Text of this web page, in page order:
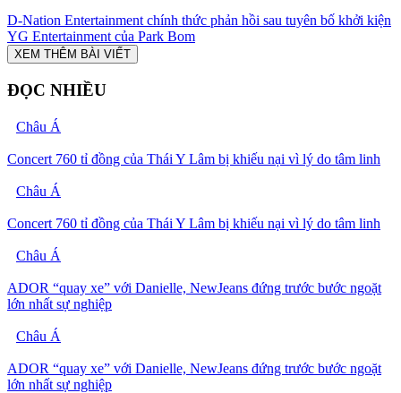
D-Nation Entertainment chính thức phản hồi sau tuyên bố khởi kiện
YG Entertainment của Park Bom
XEM THÊM BÀI VIẾT
ĐỌC NHIỀU
Châu Á
Concert 760 tỉ đồng của Thái Y Lâm bị khiếu nại vì lý do tâm linh
Châu Á
Concert 760 tỉ đồng của Thái Y Lâm bị khiếu nại vì lý do tâm linh
Châu Á
ADOR “quay xe” với Danielle, NewJeans đứng trước bước ngoặt
lớn nhất sự nghiệp
Châu Á
ADOR “quay xe” với Danielle, NewJeans đứng trước bước ngoặt
lớn nhất sự nghiệp